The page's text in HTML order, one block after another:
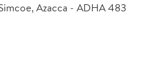
Azacca - ADHA 483